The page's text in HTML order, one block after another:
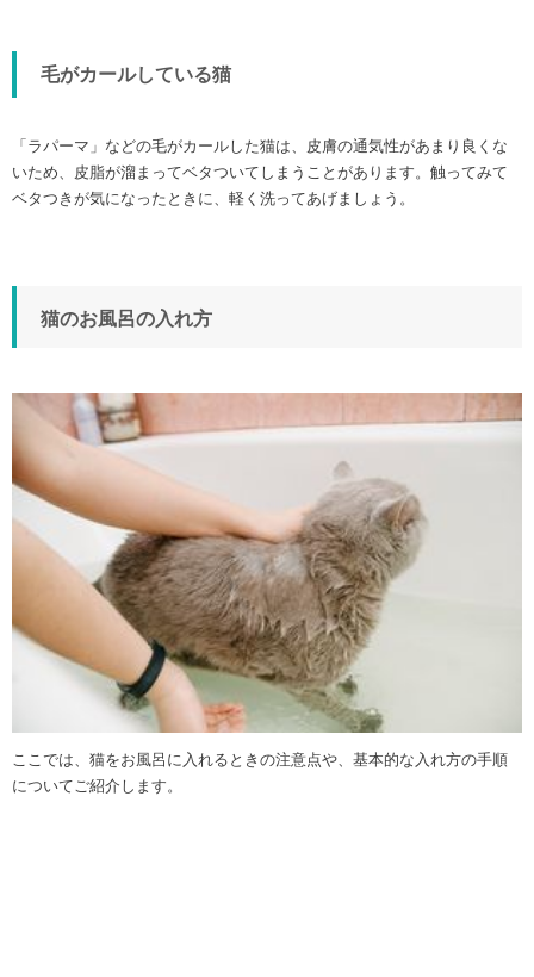
毛がカールしている猫
「ラパーマ」などの毛がカールした猫は、皮膚の通気性があまり良くな
いため、皮脂が溜まってベタついてしまうことがあります。触ってみて
ベタつきが気になったときに、軽く洗ってあげましょう。
猫のお風呂の入れ方
ここでは、猫をお風呂に入れるときの注意点や、基本的な入れ方の手順
についてご紹介します。